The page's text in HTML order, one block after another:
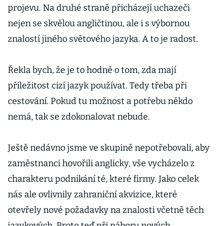
projevu. Na druhé straně přicházejí uchazeči
nejen se skvělou angličtinou, ale i s výbornou
znalostí jiného světového jazyka. A to je radost.
Řekla bych, že je to hodně o tom, zda mají
příležitost cizí jazyk používat. Tedy třeba při
cestování. Pokud tu možnost a potřebu někdo
nemá, tak se zdokonalovat nebude.
Ještě nedávno jsme ve skupině nepotřebovali, aby
zaměstnanci hovořili anglicky, vše vycházelo z
charakteru podnikání té, které firmy. Jako celek
nás ale ovlivnily zahraniční akvizice, které
otevřely nové požadavky na znalosti včetně těch